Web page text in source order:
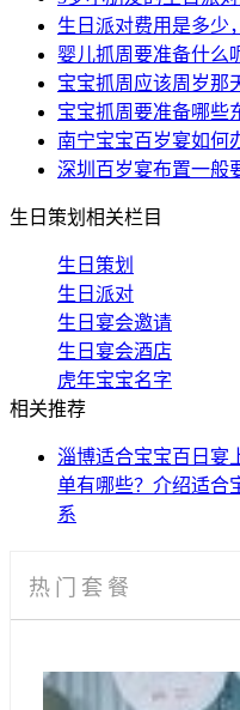
生日派对费用是多少
婴儿抓周要准备什么
宝宝抓周应该周岁那
宝宝抓周要准备哪些
南宁宝宝百岁宴如何
深圳百岁宴布置一般
生日策划相关栏目
生日策划
生日派对
生日宴会邀请
生日宴会酒店
虎年宝宝名字
相关推荐
淄博适合宝宝百日宴
单有哪些？介绍适合
系
热门套餐